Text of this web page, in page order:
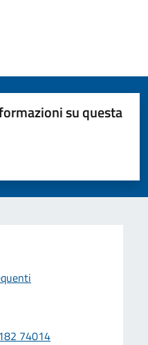
su questa
5
74014